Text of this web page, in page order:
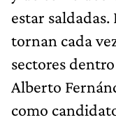
estar saldadas.
tornan cada
sectores
Alberto
como